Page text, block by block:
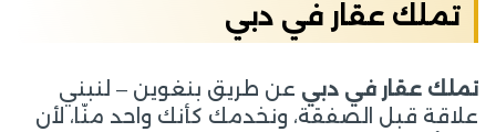
تملك عقار في دبي
تملك عقار في دبي عن طريق بنغوين – لنبني
علاقة قبل الصفقة، ونخدمك كأنك واحد منّا، لأن